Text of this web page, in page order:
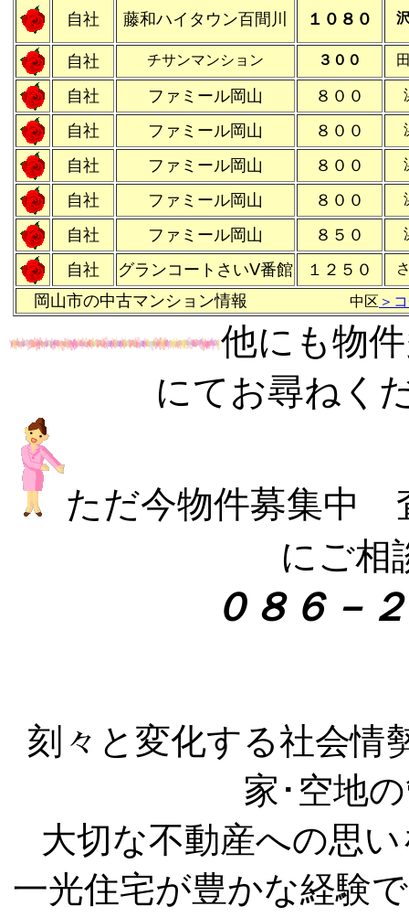
自社 藤和ハイタウン百間川 １０８０
自社 チサンマンション ３００
自社 ファミール岡山 ８００
自社 ファミール岡山 ８００
自社 ファミール岡山 ８００
自社 ファミール岡山 ８００
自社 ファミール岡山 ８５０
自社 グランコートさいⅤ番館 １２５０
岡山市の中古マンション情報 中区 ＞
他にも物
にてお尋ねく
ただ今物件募集中
にご相
０８６－
刻々と変化する社会情
家･空地
大切な不動産への思
一光住宅が豊かな経験